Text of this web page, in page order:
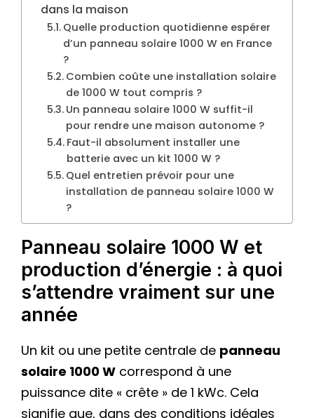
dans la maison
Quelle production quotidienne espérer
d’un panneau solaire 1000 W en France
?
Combien coûte une installation solaire
de 1000 W tout compris ?
Un panneau solaire 1000 W suffit-il
pour rendre une maison autonome ?
Faut-il absolument installer une
batterie avec un kit 1000 W ?
Quel entretien prévoir pour une
installation de panneau solaire 1000 W
?
Panneau solaire 1000 W et
production d’énergie : à quoi
s’attendre vraiment sur une
année
Un kit ou une petite centrale de panneau
solaire 1000 W correspond à une
puissance dite « crête » de 1 kWc. Cela
signifie que, dans des conditions idéales